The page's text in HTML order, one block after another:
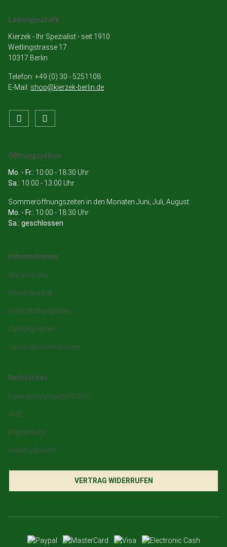
Ladengeschäft
Kierzek - Ihr Spezialist - seit 1910
Weitlingstrasse 17
10317 Berlin
Telefon: +49 (0) 30 - 5251108
E-Mail: shop@kierzek-berlin.de
Öffnungszeiten
Mo. - Fr.: 10:00 - 18:30 Uhr
Sa.: 10:00 - 13:00 Uhr
Sommeröffnungszeiten in den Monaten Juni, Juli, August:
Mo. - Fr.: 10:00 - 18:30 Uhr
Sa.: geschlossen
Informationen
Wir über uns
Whiskyherbst
Veranstaltungsplan
Zahlungsarten
Versandinformationen
Rechtliches
Datenschutz nach DSGVO
AGB
Impressum
Widerrufsrecht
VERTRAG WIDERRUFEN